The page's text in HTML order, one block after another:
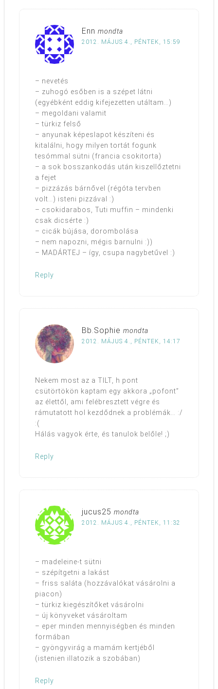
Enn mondta
2012. MÁJUS 4., PÉNTEK, 15:59
– nevetés
– zuhogó esőben is a szépet látni
(egyébként eddig kifejezetten utáltam…)
– megoldani valamit
– türkiz felső
– anyunak képeslapot készíteni és
kitalálni, hogy milyen tortát fogunk
tesómmal sütni (francia csokitorta)
– a sok bosszankodás után kiszellőztetni
a fejet
– pizzázás bárnővel (régóta tervben
volt…) isteni pizzával :)
– csokidarabos, Tuti muffin – mindenki
csak dicsérte :)
– cicák bújása, dorombolása
– nem napozni, mégis barnulni :))
– MADÁRTEJ – így, csupa nagybetűvel :)
Reply
Bb.Sophie mondta
2012. MÁJUS 4., PÉNTEK, 14:17
Nekem most az a TILT, h pont
csütörtökön kaptam egy akkora „pofont”
az élettől, ami felébresztett végre és
rámutatott hol kezdődnek a problémák… :/
:(
Hálás vagyok érte, és tanulok belőle! ;)
Reply
jucus25 mondta
2012. MÁJUS 4., PÉNTEK, 11:32
– madeleine-t sütni
– szépítgetni a lakást
– friss saláta (hozzávalókat vásárolni a
piacon)
– türkiz kiegészítőket vásárolni
– új könyveket vásároltam
– eper minden mennyiségben és minden
formában
– gyöngyvirág a mamám kertjéből
(istenien illatozik a szobában)
Reply